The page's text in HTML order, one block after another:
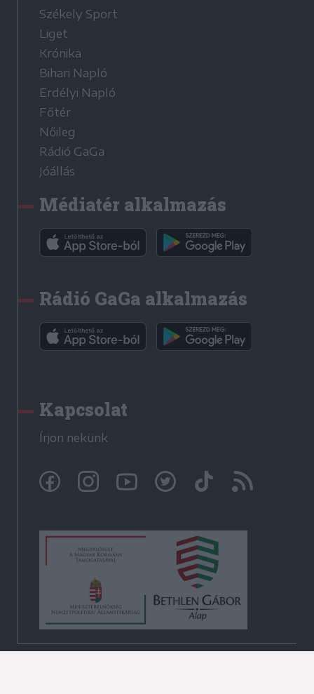
Székely Sport
Liget
Krónika
Bihari Napló
Erdélyi Napló
Főtér
Nőileg
Rádió GaGa
Jóállás
Médiatér alkalmazás
Rádió GaGa alkalmazás
Kapcsolat
Írjon nekünk